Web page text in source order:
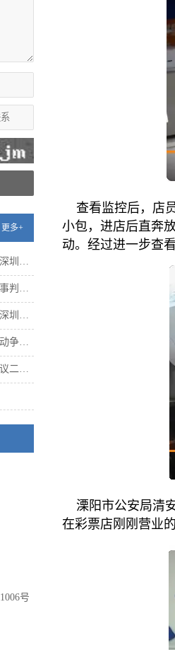
更多+
保
书
保
事判
决书
号
查看监控后，店
小包，进店后直奔
动。经过进一步查
溧阳市公安局清
在彩票店刚刚营业